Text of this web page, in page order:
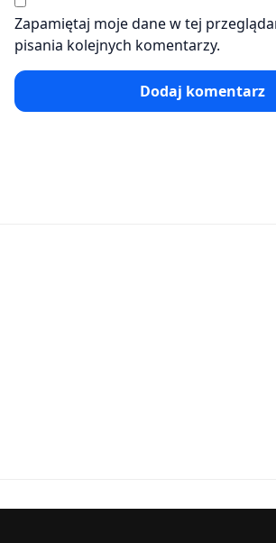
Zapamiętaj moje dane w tej
pisania kolejnych komentarzy.
Dodaj komentarz